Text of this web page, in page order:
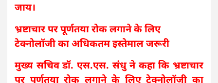
जाय।
भ्रष्टाचार पर पूर्णतया रोक लगाने के लिए
टेक्नोलॉजी का अधिकतम इस्तेमाल जरूरी
मुख्य सचिव डॉ. एस.एस. संधु ने कहा कि भ्रष्टाचार
पर पूर्णतया रोक लगाने के लिए टेक्नोलॉजी का